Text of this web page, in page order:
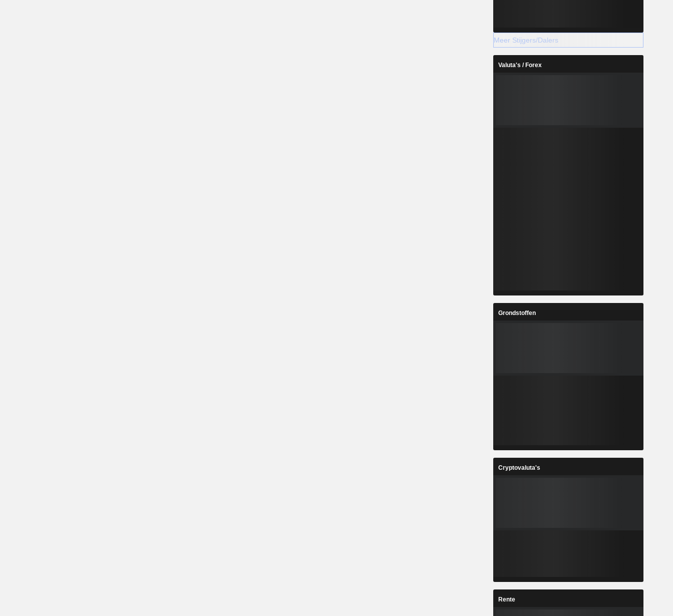
Meer Stijgers/Dalers
Valuta's / Forex
Grondstoffen
Cryptovaluta's
Rente